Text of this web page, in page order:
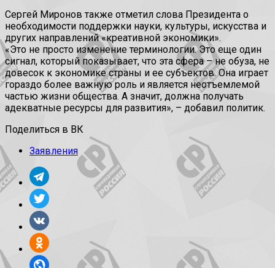
Сергей Миронов также отметил слова Президента о
необходимости поддержки науки, культуры, искусства и
других направлений «креативной экономики».
«Это не просто изменение терминологии. Это еще один
сигнал, который показывает, что эта сфера – не обуза, не
довесок к экономике страны и ее субъектов. Она играет
гораздо более важную роль и является неотъемлемой
частью жизни общества. А значит, должна получать
адекватные ресурсы для развития», – добавил политик.
Поделиться в ВК
Заявления